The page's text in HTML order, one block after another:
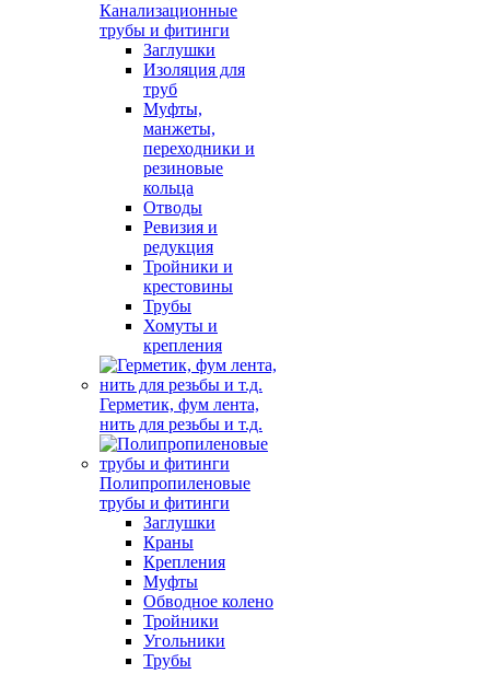
Канализационные
трубы и фитинги
Заглушки
Изоляция для
труб
Муфты,
манжеты,
переходники и
резиновые
кольца
Отводы
Ревизия и
редукция
Тройники и
крестовины
Трубы
Хомуты и
крепления
Герметик, фум лента,
нить для резьбы и т.д.
Полипропиленовые
трубы и фитинги
Заглушки
Краны
Крепления
Муфты
Обводное колено
Тройники
Угольники
Трубы